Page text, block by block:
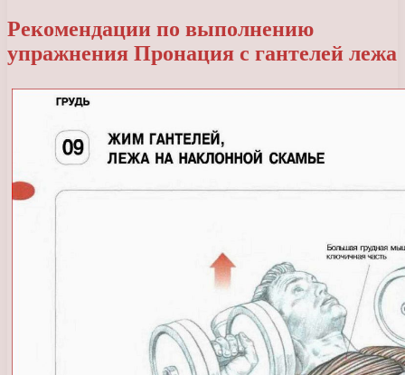
Рекомендации по выполнению
упражнения Пронация с гантелей лежа